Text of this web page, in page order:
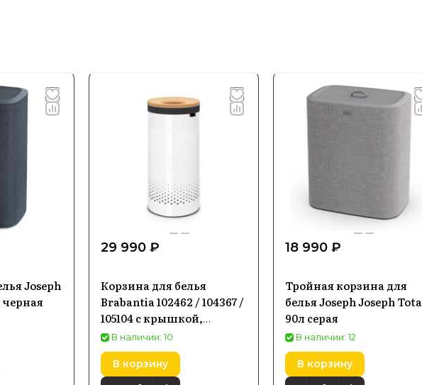
Joseph
черная
29 990 ₽
Корзина для белья
Brabantia 102462 / 104367 /
105104 с крышкой,
60х30х70 см, белый/
оранжевый
В наличии: 10
В корзину
18 990 ₽
Тройная корзина для
белья Joseph Joseph Tota
90л серая
В наличии: 12
В корзину